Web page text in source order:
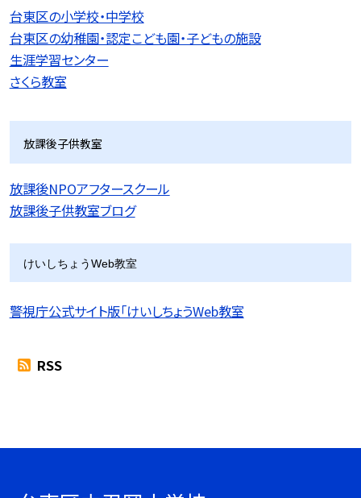
台東区の小学校・中学校
台東区の幼稚園・認定こども園・子どもの施設
生涯学習センター
さくら教室
放課後子供教室
放課後NPOアフタースクール
放課後子供教室ブログ
けいしちょうWeb教室
警視庁公式サイト版「けいしちょうWeb教室
RSS